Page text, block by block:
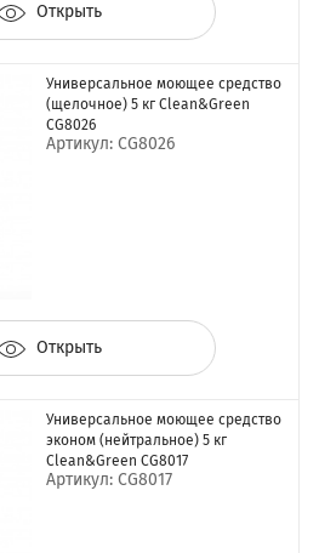
Открыть
Универсальное моющее средство
(щелочное) 5 кг Clean&Green
CG8026
Артикул: CG8026
Открыть
Универсальное моющее средство
эконом (нейтральное) 5 кг
Clean&Green CG8017
Артикул: CG8017